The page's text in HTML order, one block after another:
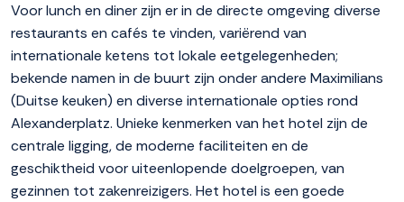
Voor lunch en diner zijn er in de directe omgeving diverse
restaurants en cafés te vinden, variërend van
internationale ketens tot lokale eetgelegenheden;
bekende namen in de buurt zijn onder andere Maximilians
(Duitse keuken) en diverse internationale opties rond
Alexanderplatz. Unieke kenmerken van het hotel zijn de
centrale ligging, de moderne faciliteiten en de
geschiktheid voor uiteenlopende doelgroepen, van
gezinnen tot zakenreizigers. Het hotel is een goede